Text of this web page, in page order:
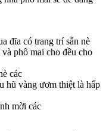
đĩa có trang trí sẵn nè
phô mai cho đều cho
các
hũ vàng ươm thiệt là hấp
mời các